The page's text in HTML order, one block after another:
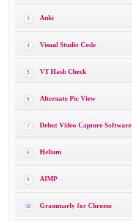
3 Anki
4 Visual Studio Code
5 VT Hash Check
6 Alternate Pic View
7 Debut Video Capture Software
8 Helium
9 AIMP
10 Grammarly for Chrome